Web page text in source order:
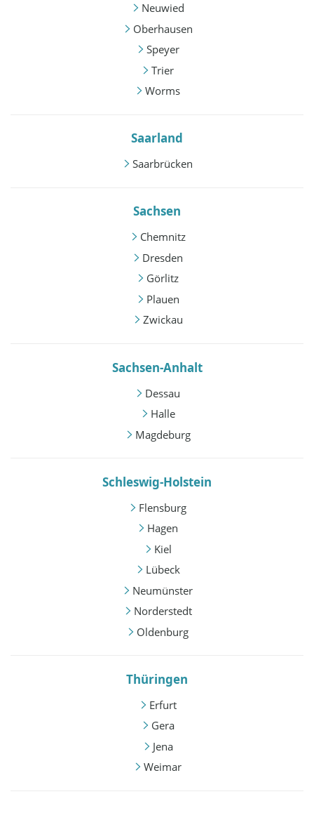
Neuwied
Oberhausen
Speyer
Trier
Worms
Saarland
Saarbrücken
Sachsen
Chemnitz
Dresden
Görlitz
Plauen
Zwickau
Sachsen-Anhalt
Dessau
Halle
Magdeburg
Schleswig-Holstein
Flensburg
Hagen
Kiel
Lübeck
Neumünster
Norderstedt
Oldenburg
Thüringen
Erfurt
Gera
Jena
Weimar